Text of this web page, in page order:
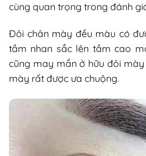
cùng quan trọng trong đánh
Đôi chân mày đều màu có
tầm nhan sắc lên tầm cao
cũng may mắn ở hữu đôi
mày rất được ưa chuộng.